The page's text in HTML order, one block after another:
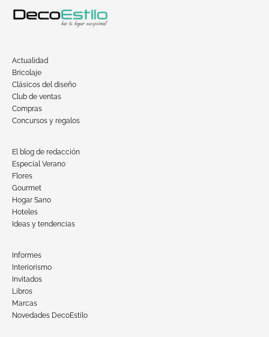
Actualidad
Bricolaje
Clásicos del diseño
Club de ventas
Compras
Concursos y regalos
El blog de redacción
Especial Verano
Flores
Gourmet
Hogar Sano
Hoteles
Ideas y tendencias
Informes
Interiorismo
Invitados
Libros
Marcas
Novedades DecoEstilo